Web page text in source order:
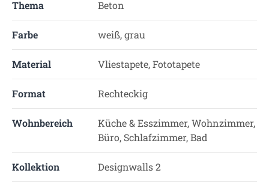
Thema Beton
Farbe weiß, grau
Material Vliestapete, Fototapete
Format Rechteckig
Wohnbereich
Küche & Esszimmer, Wohnzimmer,
Büro, Schlafzimmer, Bad
Kollektion Designwalls 2